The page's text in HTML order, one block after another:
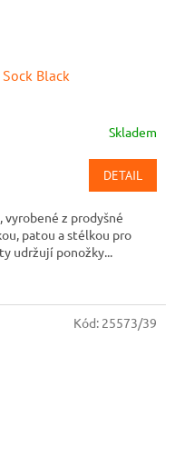
Black
Skladem
DETAIL
vyrobené z prodyšné
patou a stélkou pro
udržují ponožky...
Kód: 25573/39